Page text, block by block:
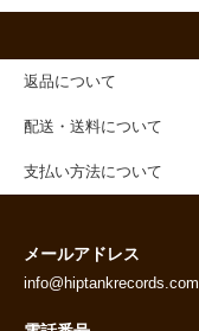
返品について
配送・送料について
支払い方法について
メールアドレス
info@hiptankrecords.com